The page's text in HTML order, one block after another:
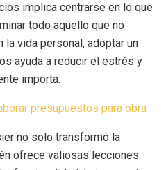
implica centrarse en lo que
todo aquello que no
la vida personal, adoptar un
ayuda a reducir el estrés y
importa.
presupuestos para obra
no solo transformó la
ofrece valiosas lecciones